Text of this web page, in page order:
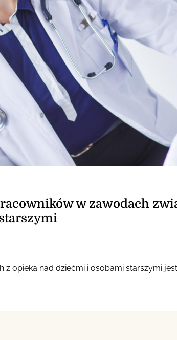
w zawodach
z opieką nad dziećmi i osobami starszymi